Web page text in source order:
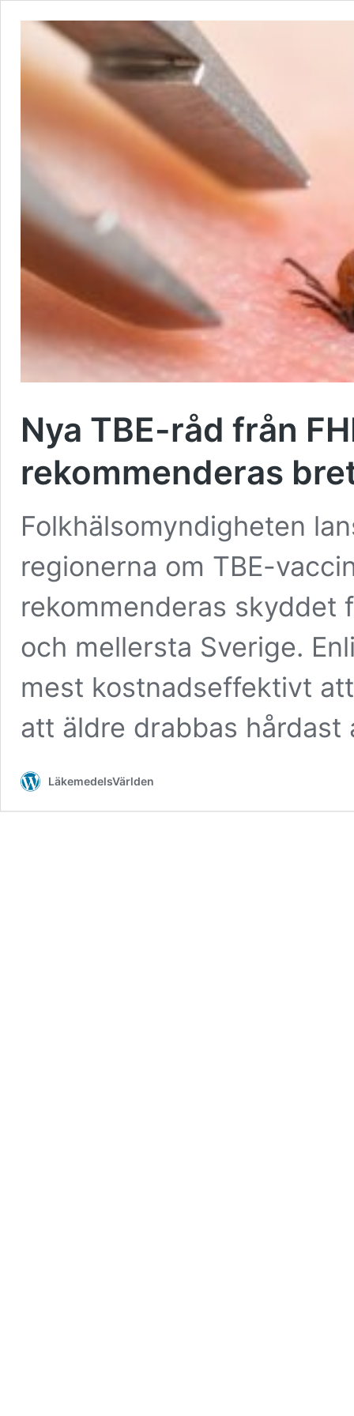
Nya TBE-råd från
rekommenderas
Folkhälsomyndigheten
regionerna om TBE-
rekommenderas skyddet
och mellersta Sverige.
mest kostnadseffektivt
att äldre drabbas hårdast
LäkemedelsVärlden